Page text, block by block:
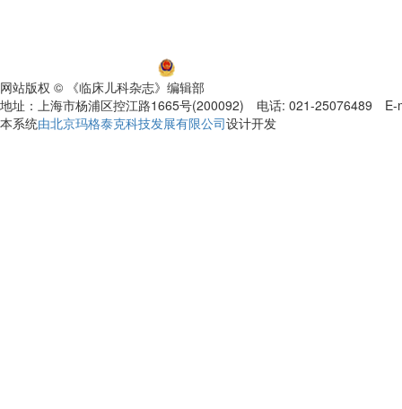
网站版权 © 《临床儿科杂志》编辑部
地址：上海市杨浦区控江路1665号(200092) 电话: 021-25076489 E-
本系统由北京玛格泰克科技发展有限公司设计开发